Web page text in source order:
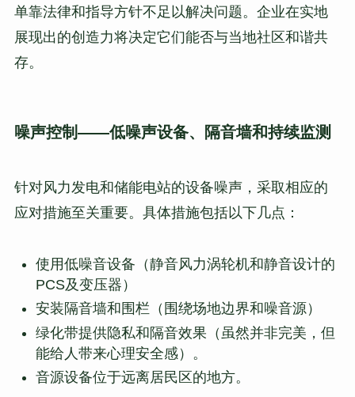
单靠法律和指导方针不足以解决问题。企业在实地
展现出的创造力将决定它们能否与当地社区和谐共
存。
噪声控制——低噪声设备、隔音墙和持续监测
针对风力发电和储能电站的设备噪声，采取相应的
应对措施至关重要。具体措施包括以下几点：
使用低噪音设备（静音风力涡轮机和静音设计的
PCS及变压器）
安装隔音墙和围栏（围绕场地边界和噪音源）
绿化带提供隐私和隔音效果（虽然并非完美，但
能给人带来心理安全感）。
音源设备位于远离居民区的地方。